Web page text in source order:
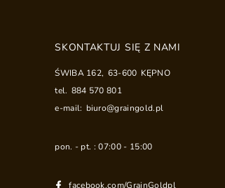
SKONTAKTUJ SIĘ Z NAMI
ŚWIBA 162, 63-600 KĘPNO
tel. 884 570 801
e-mail: biuro@graingold.pl
pon. - pt. : 07:00 - 15:00
facebook.com/GrainGoldpl